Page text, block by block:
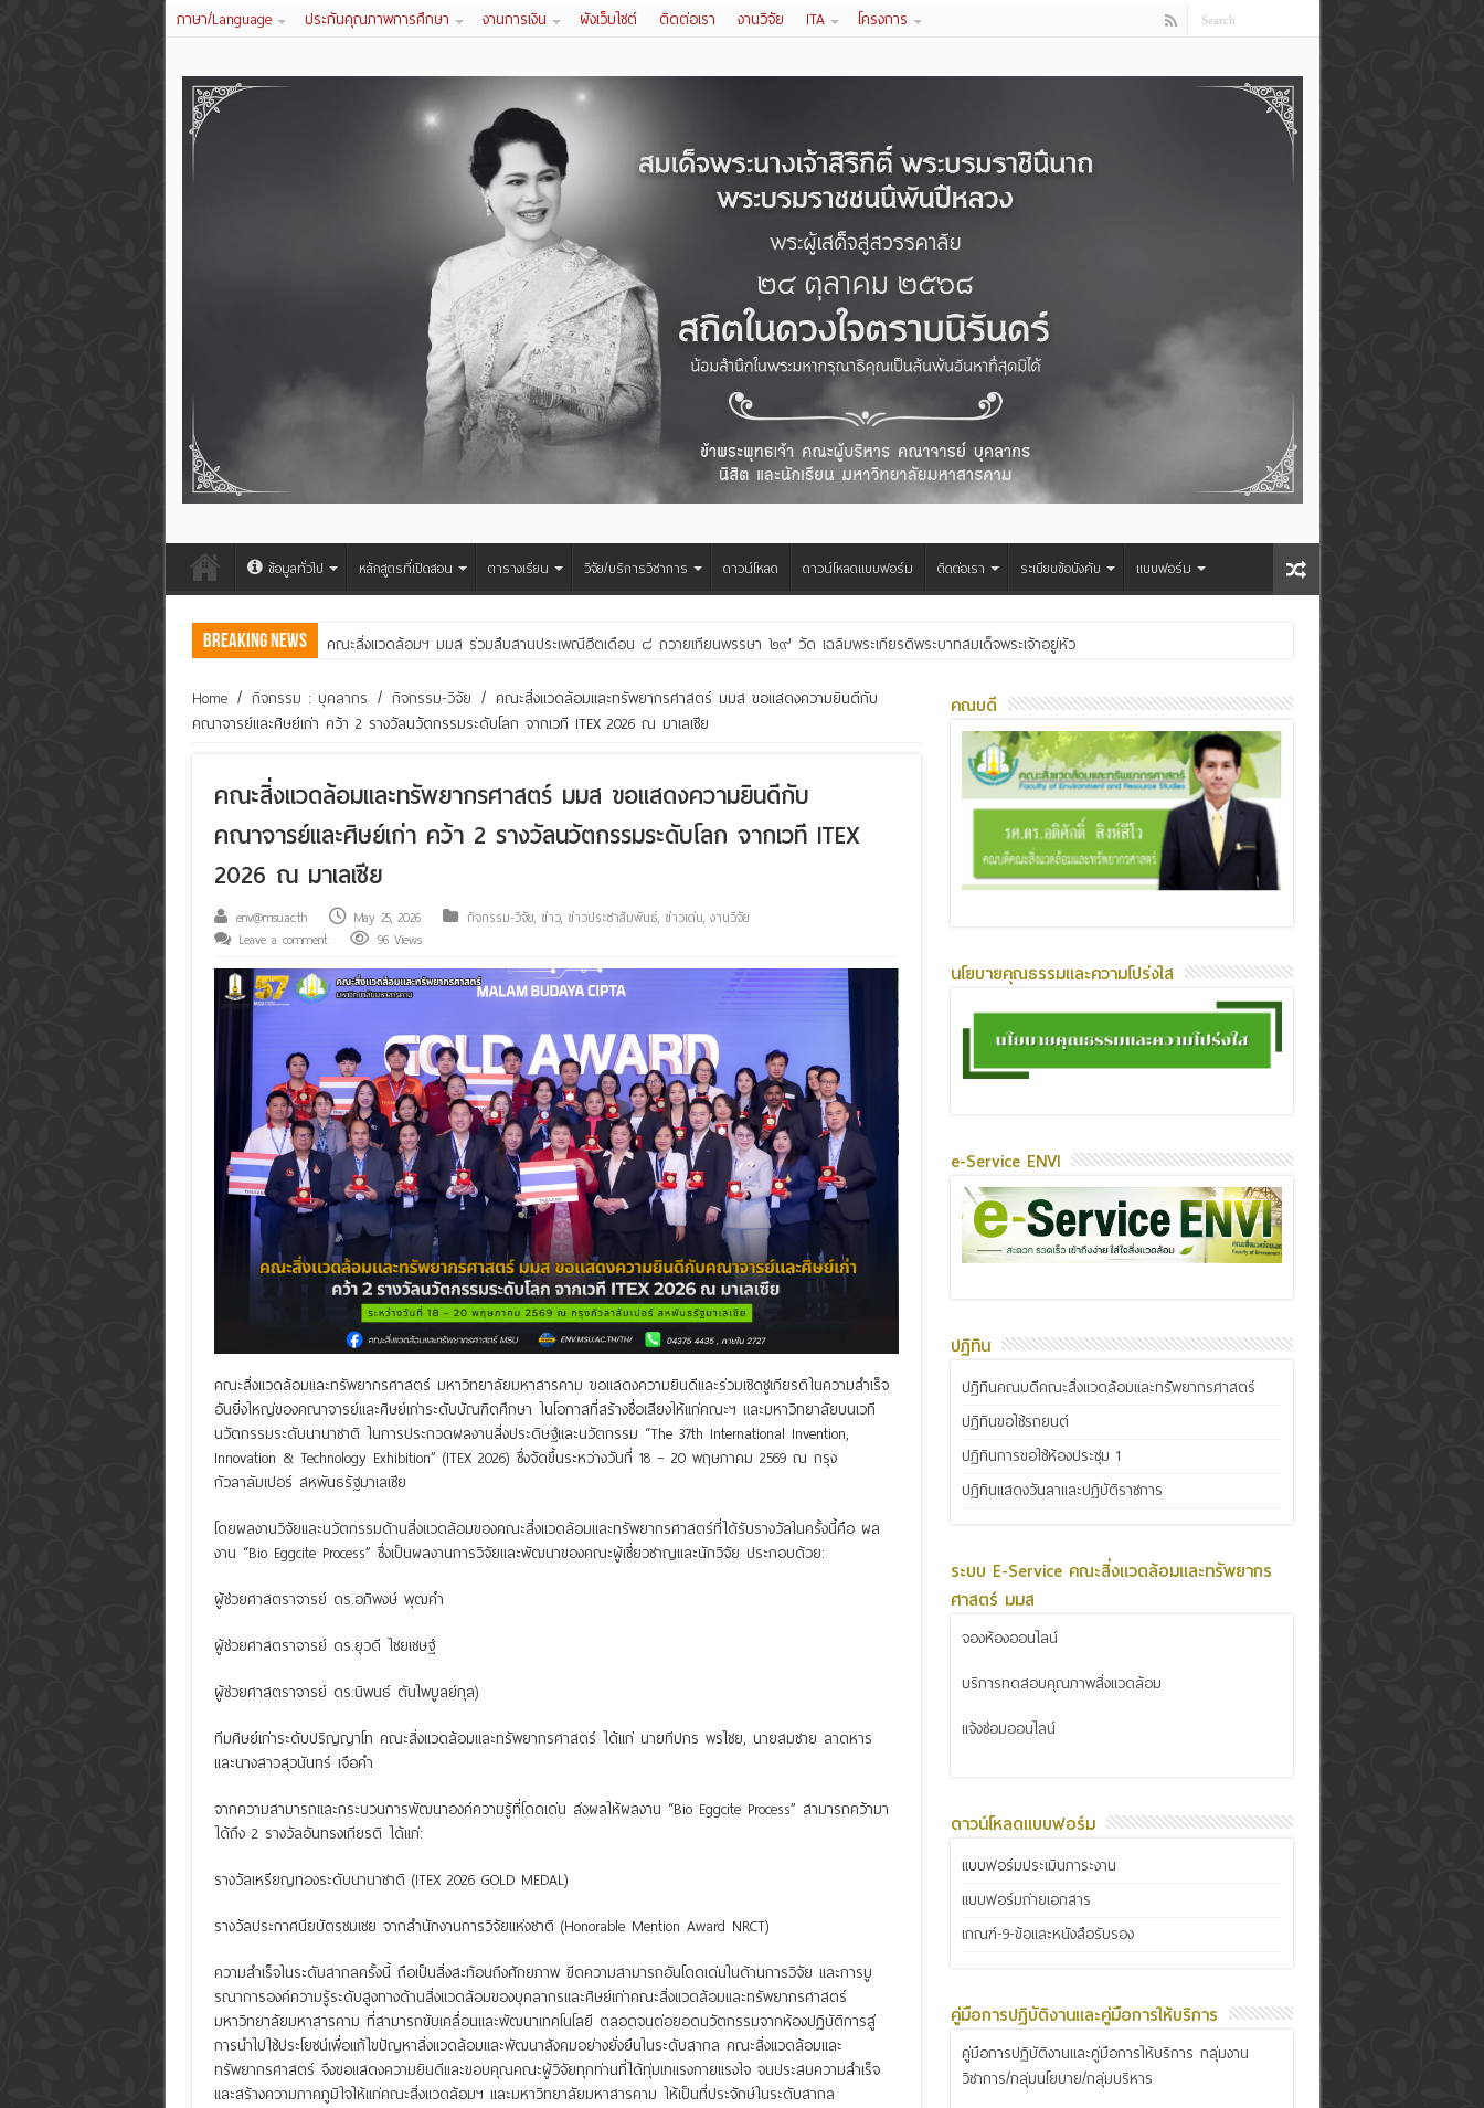
ภาษา/Language ประกันคุณภาพการศึกษา งานการเงิน ผังเว็บไซต์ ติดต่อเรา งานวิจัย ITA โครงการ
ข้อมูลทั่วไป หลักสูตรที่เปิดสอน ตารางเรียน วิจัย/บริการวิชาการ ดาวน์โหลด ดาวน์โหลดแบบฟอร์ม ติดต่อเรา ระเบียบข้อบังคับ แบบฟอร์ม
Breaking News คณะสิ่งแวดล้อมฯ มมส ร่วมสืบสานประเพณีฮีตเดือน ๘ ถวายเทียนพรรษา ๒๙ วัด เฉลิมพระเกียรติพระบาทสมเด็จพระเจ้าอยู่หัว
Home / กิจกรรม : บุคลากร / กิจกรรม-วิจัย / คณะสิ่งแวดล้อมและทรัพยากรศาสตร์ มมส ขอแสดงความยินดีกับ
คณาจารย์และศิษย์เก่า คว้า 2 รางวัลนวัตกรรมระดับโลก จากเวที ITEX 2026 ณ มาเลเซีย
คณะสิ่งแวดล้อมและทรัพยากรศาสตร์ มมส ขอแสดงความยินดีกับ
คณาจารย์และศิษย์เก่า คว้า 2 รางวัลนวัตกรรมระดับโลก จากเวที ITEX
2026 ณ มาเลเซีย
env@msu.ac.th May 25, 2026 กิจกรรม-วิจัย, ข่าว, ข่าวประชาสัมพันธ์, ข่าวเด่น, งานวิจัย
Leave a comment
96 Views
คณะสิ่งแวดล้อมและทรัพยากรศาสตร์ มหาวิทยาลัยมหาสารคาม ขอแสดงความยินดีและร่วมเชิดชูเกียรติในความสำเร็จ
อันยิ่งใหญ่ของคณาจารย์และศิษย์เก่าระดับบัณฑิตศึกษา ในโอกาสที่สร้างชื่อเสียงให้แก่คณะฯ และมหาวิทยาลัยบนเวที
นวัตกรรมระดับนานาชาติ ในการประกวดผลงานสิ่งประดิษฐ์และนวัตกรรม “The 37th International Invention,
Innovation & Technology Exhibition” (ITEX 2026) ซึ่งจัดขึ้นระหว่างวันที่ 18 – 20 พฤษภาคม 2569 ณ กรุง
กัวลาลัมเปอร์ สหพันธรัฐมาเลเซีย
โดยผลงานวิจัยและนวัตกรรมด้านสิ่งแวดล้อมของคณะสิ่งแวดล้อมและทรัพยากรศาสตร์ที่ได้รับรางวัลในครั้งนี้คือ ผล
งาน “Bio Eggcite Process” ซึ่งเป็นผลงานการวิจัยและพัฒนาของคณะผู้เชี่ยวชาญและนักวิจัย ประกอบด้วย:
ผู้ช่วยศาสตราจารย์ ดร.อภิพงษ์ พุฒคำ
ผู้ช่วยศาสตราจารย์ ดร.ยุวดี ไชยเชษฐ์
ผู้ช่วยศาสตราจารย์ ดร.นิพนธ์ ตันไพบูลย์กุล)
ทีมศิษย์เก่าระดับปริญญาโท คณะสิ่งแวดล้อมและทรัพยากรศาสตร์ ได้แก่ นายทีปกร พรไชย, นายสมชาย ลาดหาร
และนางสาวสุวนันทร์ เจือคำ
จากความสามารถและกระบวนการพัฒนาองค์ความรู้ที่โดดเด่น ส่งผลให้ผลงาน “Bio Eggcite Process” สามารถคว้ามา
ได้ถึง 2 รางวัลอันทรงเกียรติ ได้แก่:
รางวัลเหรียญทองระดับนานาชาติ (ITEX 2026 GOLD MEDAL)
รางวัลประกาศนียบัตรชมเชย จากสำนักงานการวิจัยแห่งชาติ (Honorable Mention Award NRCT)
ความสำเร็จในระดับสากลครั้งนี้ ถือเป็นสิ่งสะท้อนถึงศักยภาพ ขีดความสามารถอันโดดเด่นในด้านการวิจัย และการบู
รณาการองค์ความรู้ระดับสูงทางด้านสิ่งแวดล้อมของบุคลากรและศิษย์เก่าคณะสิ่งแวดล้อมและทรัพยากรศาสตร์
มหาวิทยาลัยมหาสารคาม ที่สามารถขับเคลื่อนและพัฒนาเทคโนโลยี ตลอดจนต่อยอดนวัตกรรมจากห้องปฏิบัติการสู่
การนำไปใช้ประโยชน์เพื่อแก้ไขปัญหาสิ่งแวดล้อมและพัฒนาสังคมอย่างยั่งยืนในระดับสากล คณะสิ่งแวดล้อมและ
ทรัพยากรศาสตร์ จึงขอแสดงความยินดีและขอบคุณคณะผู้วิจัยทุกท่านที่ได้ทุ่มเทแรงกายแรงใจ จนประสบความสำเร็จ
และสร้างความภาคภูมิใจให้แก่คณะสิ่งแวดล้อมฯ และมหาวิทยาลัยมหาสารคาม ให้เป็นที่ประจักษ์ในระดับสากล
คณบดี
นโยบายคุณธรรมและความโปร่งใส
e-Service ENVI
ปฏิทิน
ปฏิทินคณบดีคณะสิ่งแวดล้อมและทรัพยากรศาสตร์
ปฏิทินขอใช้รถยนต์
ปฏิทินการขอใช้ห้องประชุม 1
ปฏิทินแสดงวันลาและปฏิบัติราชการ
ระบบ E-Service คณะสิ่งแวดล้อมและทรัพยากร
ศาสตร์ มมส
จองห้องออนไลน์
บริการทดสอบคุณภาพสิ่งแวดล้อม
แจ้งซ่อมออนไลน์
ดาวน์โหลดแบบฟอร์ม
แบบฟอร์มประเมินภาระงาน
แบบฟอร์มถ่ายเอกสาร
เกณฑ์-9-ข้อและหนังสือรับรอง
คู่มือการปฏิบัติงานและคู่มือการให้บริการ
คู่มือการปฏิบัติงานและคู่มือการให้บริการ กลุ่มงาน
วิชาการ/กลุ่มนโยบาย/กลุ่มบริหาร